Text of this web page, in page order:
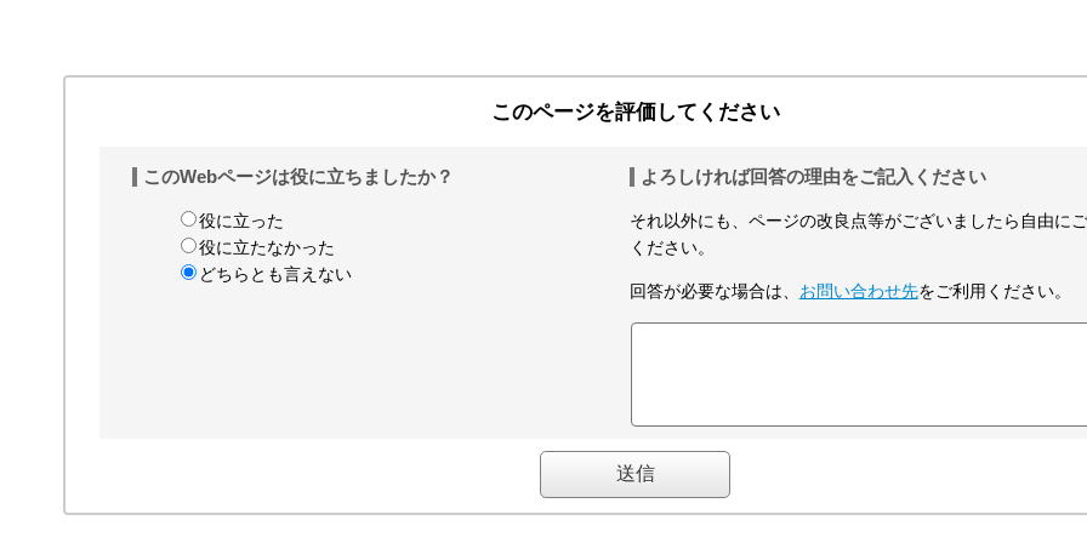
このページを評価してください
このWebページは役に立ちましたか？
役に立った
役に立たなかった
どちらとも言えない
よろしければ回答の理由をご記入ください
それ以外にも、ページの改良点等がございましたら自由に
ください。
回答が必要な場合は、 お問い合わせ先をご利用ください。